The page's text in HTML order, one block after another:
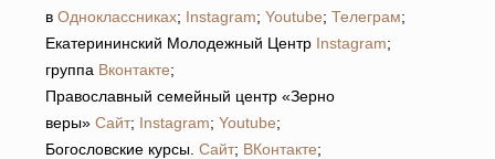
в Одноклассниках; Instagram; Youtube; Телеграм;
Екатерининский Молодежный Центр Instagram;
группа Вконтакте;
Православный семейный центр «Зерно
веры» Сайт; Instagram; Youtube;
Богословские курсы. Сайт; ВКонтакте;